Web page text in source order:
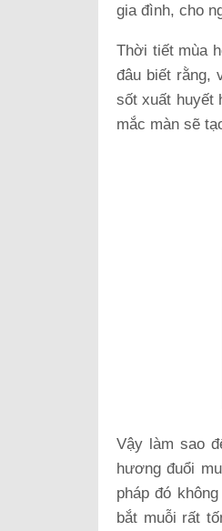
gia đình, cho
Thời tiết mùa
đâu biết rằng,
sốt xuất huyết
mắc màn sẽ
Vậy làm sao
hương đuổi
pháp đó
bắt muỗi rất